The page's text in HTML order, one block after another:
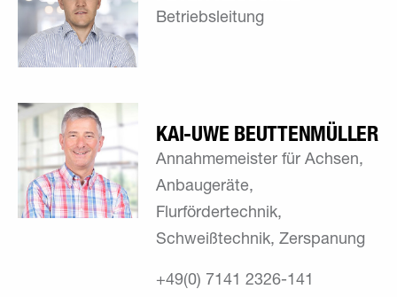
Betriebsleitung
KAI-UWE ­BEUTTENMÜLLER
Annahmemeister für Achsen,
Anbaugeräte,
Flurfördertechnik,
Schweißtechnik, Zerspanung
+49(0) 7141 2326-141